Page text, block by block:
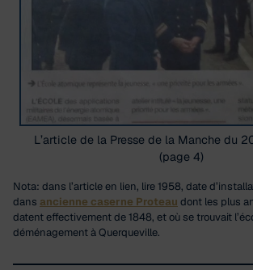
L’article de la Presse de la Manche du
(page 4)
Nota: dans l’article en lien, lire 1958, date
dans ancienne caserne Proteau dont les plus
datent effectivement de 1848, et où se trouvait
déménagement à Querqueville.